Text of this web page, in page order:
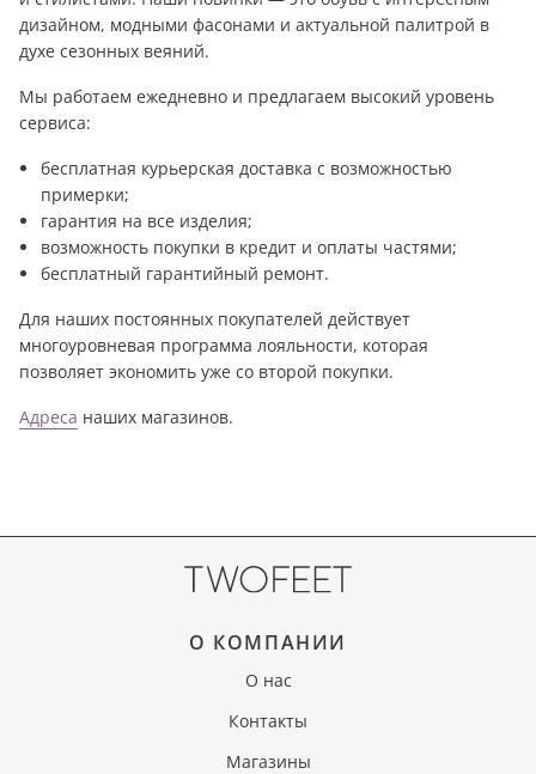
дизайном, модными фасонами и актуальной палитрой в
духе сезонных веяний.
Мы работаем ежедневно и предлагаем высокий уровень
сервиса:
бесплатная курьерская доставка с возможностью
примерки;
гарантия на все изделия;
возможность покупки в кредит и оплаты частями;
бесплатный гарантийный ремонт.
Для наших постоянных покупателей действует
многоуровневая программа лояльности, которая
позволяет экономить уже со второй покупки.
Адреса наших магазинов.
О КОМПАНИИ
О нас
Контакты
Магазины